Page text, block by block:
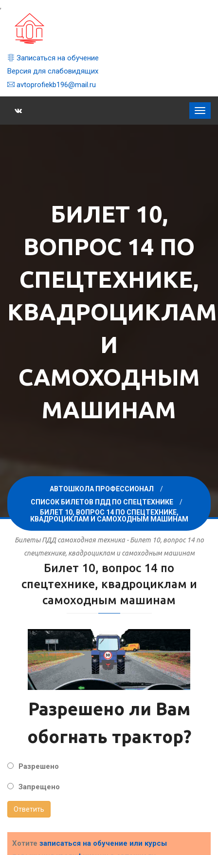
,
Записаться на обучение
Версия для слабовидящих
avtoprofiekb196@mail.ru
БИЛЕТ 10,
ВОПРОС 14 ПО
СПЕЦТЕХНИКЕ,
КВАДРОЦИКЛАМ
И
САМОХОДНЫМ
МАШИНАМ
АВТОШКОЛА ПРОФЕССИОНАЛ
СПИСОК БИЛЕТОВ ПДД ПО СПЕЦТЕХНИКЕ
БИЛЕТ 10, ВОПРОС 14 ПО СПЕЦТЕХНИКЕ,
КВАДРОЦИКЛАМ И САМОХОДНЫМ МАШИНАМ
Билеты ПДД самоходная техника - Билет 10, вопрос 14 по
спецтехнике, квадроциклам и самоходным машинам
Билет 10, вопрос 14 по
спецтехнике, квадроциклам и
самоходным машинам
Разрешено ли Вам
обогнать трактор?
Разрешено
Запрещено
Ответить
Хотите записаться на обучение или курсы